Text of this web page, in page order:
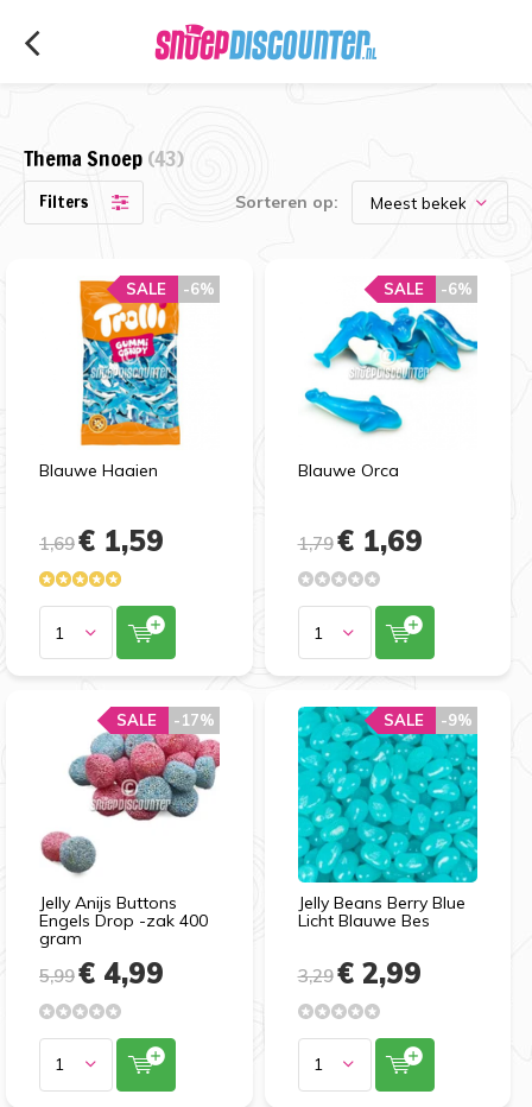
Thema Snoep(43)
Filters Sorteren op:
Blauwe Haaien
-6%
SALE
1,69€ 1,59
Blauwe Orca
-6%
SALE
1,79€ 1,69
Jelly Anijs Buttons
Engels Drop -zak 400
gram
-17%
SALE
5,99€ 4,99
Jelly Beans Berry Blue
Licht Blauwe Bes
-9%
SALE
3,29€ 2,99